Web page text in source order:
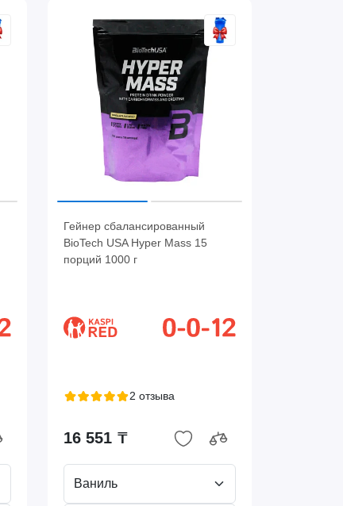
Гейнер сбалансированный
BioTech USA Hyper Mass 15
порций 1000 г
2 отзыва
16 551 ₸
Ваниль